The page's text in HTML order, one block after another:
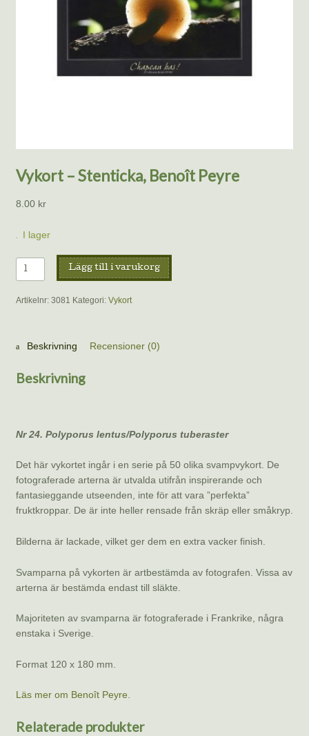
Vykort – Stenticka, Benoît Peyre
8.00 kr
I lager
Vykort
–
Stenticka,
mängd
Lägg till i varukorg
Artikelnr: 3081 Kategori: Vykort
Beskrivning Recensioner (0)
Beskrivning
Nr 24. Polyporus lentus/Polyporus tuberaster
Det här vykortet ingår i en serie på 50 olika svampvykort. De
fotograferade arterna är utvalda utifrån inspirerande och
fantasieggande utseenden, inte för att vara ”perfekta”
fruktkroppar. De är inte heller rensade från skräp eller småkryp.
Bilderna är lackade, vilket ger dem en extra vacker finish.
Svamparna på vykorten är artbestämda av fotografen. Vissa av
arterna är bestämda endast till släkte.
Majoriteten av svamparna är fotograferade i Frankrike, några
enstaka i Sverige.
Format 120 x 180 mm.
Läs mer om Benoît Peyre.
Relaterade produkter